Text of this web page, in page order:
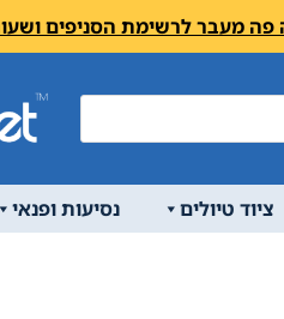
ציוד טיולים נסיעות ופנאי